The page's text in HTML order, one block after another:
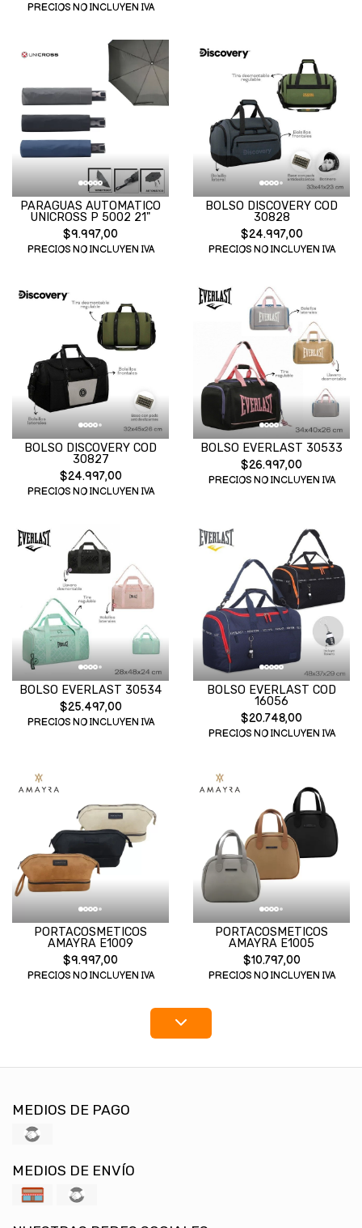
PRECIOS NO INCLUYEN IVA
PARAGUAS AUTOMATICO
UNICROSS P 5002 21"
$9.997,00
PRECIOS NO INCLUYEN IVA
BOLSO DISCOVERY COD
30828
$24.997,00
PRECIOS NO INCLUYEN IVA
BOLSO DISCOVERY COD
30827
$24.997,00
PRECIOS NO INCLUYEN IVA
BOLSO EVERLAST 30533
$26.997,00
PRECIOS NO INCLUYEN IVA
BOLSO EVERLAST 30534
$25.497,00
PRECIOS NO INCLUYEN IVA
BOLSO EVERLAST COD
16056
$20.748,00
PRECIOS NO INCLUYEN IVA
PORTACOSMETICOS
AMAYRA E1009
$9.997,00
PRECIOS NO INCLUYEN IVA
PORTACOSMETICOS
AMAYRA E1005
$10.797,00
PRECIOS NO INCLUYEN IVA
MEDIOS DE PAGO
MEDIOS DE ENVÍO